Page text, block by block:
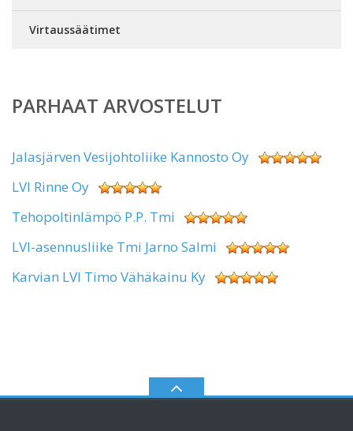
Virtaussäätimet
PARHAAT ARVOSTELUT
Jalasjärven Vesijohtoliike Kannosto Oy
LVI Rinne Oy
Tehopoltinlämpö P.P. Tmi
LVI-asennusliike Tmi Jarno Salmi
Karvian LVI Timo Vähäkainu Ky